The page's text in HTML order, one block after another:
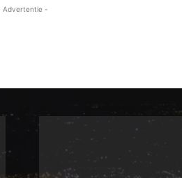
Advertentie -